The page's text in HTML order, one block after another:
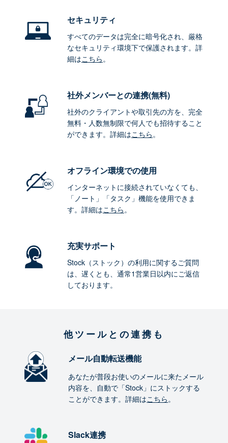
セキュリティ
すべてのデータは完全に暗号化され、厳格
なセキュリティ環境下で保護されます。詳
細はこちら。
社外メンバーとの連携(無料)
社外のクライアントや取引先の方を、完全
無料・人数無制限で何人でも招待すること
ができます。詳細はこちら。
オフライン環境での使用
インターネットに接続されていなくても、
「ノート」「タスク」機能を使用できま
す。詳細はこちら。
充実サポート
Stock（ストック）の利用に関するご質問
は、遅くとも、通常1営業日以内にご返信
しております。
他ツールとの連携も
メール自動転送機能
あなたが普段お使いのメールに来たメール
内容を、自動で「Stock」にストックする
ことができます。詳細はこちら。
Slack連携